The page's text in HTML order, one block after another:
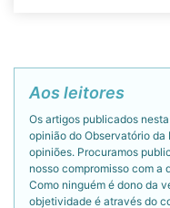
Aos leitores
Os artigos publicados
opinião do Observatório da
opiniões. Procuramos
nosso compromisso com a
Como ninguém é dono da
objetividade é através do